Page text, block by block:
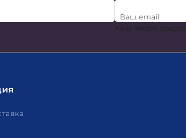
Ваш email
Хочу много скидок!